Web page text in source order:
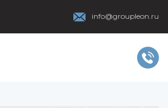
info@groupleon.ru